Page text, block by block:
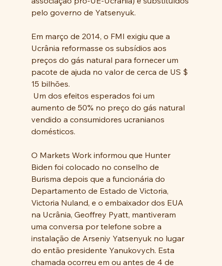
pelo governo de Yatsenyuk.
Em março de 2014, o FMI exigiu que a
Ucrânia reformasse os subsídios aos
preços do gás natural para fornecer um
pacote de ajuda no valor de cerca de US $
15 bilhões.
aumento de 50% no preço do gás natural
vendido a consumidores ucranianos
domésticos.
O Markets Work informou que Hunter
Biden foi colocado no conselho de
Burisma depois que a funcionária do
Departamento de Estado de Victoria,
Victoria Nuland, e o embaixador dos EUA
na Ucrânia, Geoffrey Pyatt, mantiveram
uma conversa por telefone sobre a
instalação de Arseniy Yatsenyuk no lugar
do então presidente Yanukovych. Esta
chamada ocorreu em ou antes de 4 de